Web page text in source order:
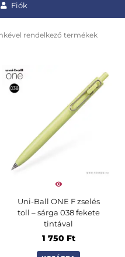
Fiók
rendelkező termékek
Uni-Ball ONE F zselés
toll – sárga 038 fekete
tintával
1 750 Ft